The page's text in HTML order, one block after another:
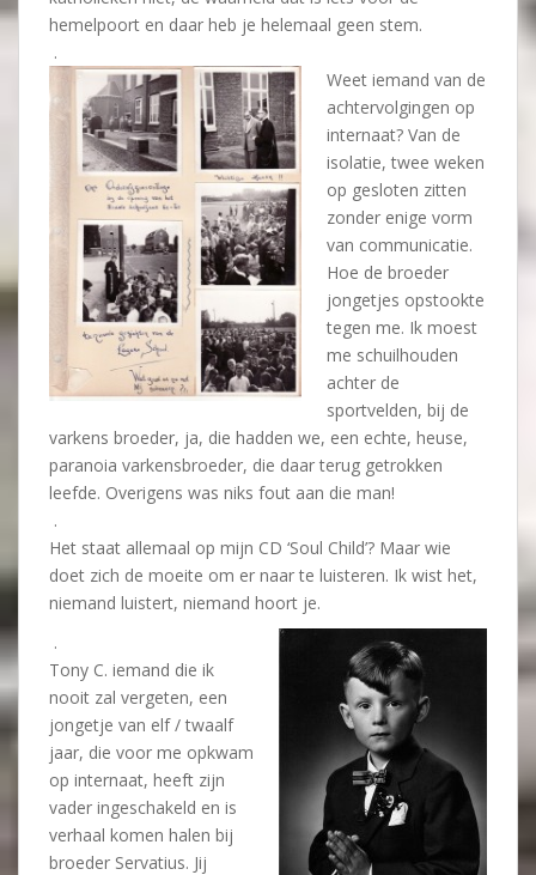
hemelpoort en daar heb je helemaal geen stem.
.
Weet iemand van de
achtervolgingen op
internaat? Van de
isolatie, twee weken
op gesloten zitten
zonder enige vorm
van communicatie.
Hoe de broeder
jongetjes opstookte
tegen me. Ik moest
me schuilhouden
achter de
sportvelden, bij de
varkens broeder, ja, die hadden we, een echte, heuse,
paranoia varkensbroeder, die daar terug getrokken
leefde. Overigens was niks fout aan die man!
.
Het staat allemaal op mijn CD ‘Soul Child’? Maar wie
doet zich de moeite om er naar te luisteren. Ik wist het,
niemand luistert, niemand hoort je.
.
Tony C. iemand die ik
nooit zal vergeten, een
jongetje van elf / twaalf
jaar, die voor me opkwam
op internaat, heeft zijn
vader ingeschakeld en is
verhaal komen halen bij
broeder Servatius. Jij